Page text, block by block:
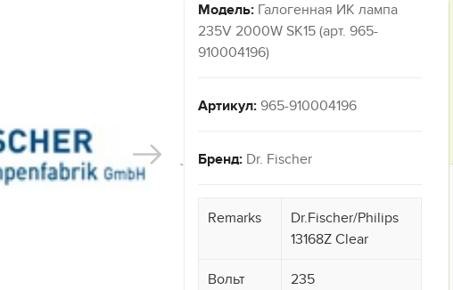
`
Модель: Галогенная ИК лампа
235V 2000W SK15 (арт. 965-
910004196)
Артикул: 965-910004196
Бренд: Dr. Fischer
Remarks
Dr.Fischer/Philips
13168Z Clear
Вольт 235